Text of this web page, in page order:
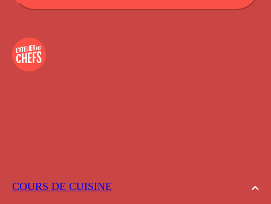
COURS DE CUISINE